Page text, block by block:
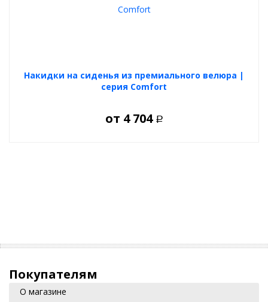
Накидки на сиденья из премиального велюра |
серия Comfort
от 4 704 Р
Покупателям
О магазине